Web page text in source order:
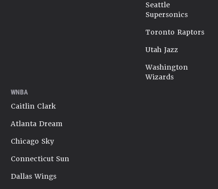
Seattle
Supersonics
Toronto Raptors
Utah Jazz
Washington
Wizards
WNBA
Caitlin Clark
Atlanta Dream
Chicago Sky
Connecticut Sun
Dallas Wings